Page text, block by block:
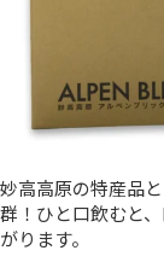
妙高高原の特産品
群！ひと口飲むと
がります。